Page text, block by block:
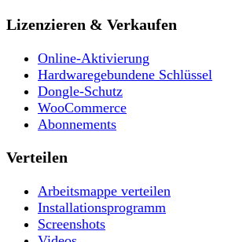
Lizenzieren & Verkaufen
Online-Aktivierung
Hardwaregebundene Schlüssel
Dongle-Schutz
WooCommerce
Abonnements
Verteilen
Arbeitsmappe verteilen
Installationsprogramm
Screenshots